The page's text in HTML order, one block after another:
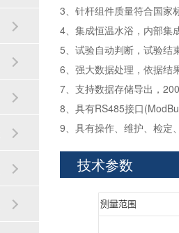
3、针杆组件质量符合国家
4、集成恒温水浴，内部集
5、试验自动判断，试验结
6、强大数据处理，依据结
7、支持数据存储导出，
8、具有RS485接口
9、具有操作、维护、检定
技术参数